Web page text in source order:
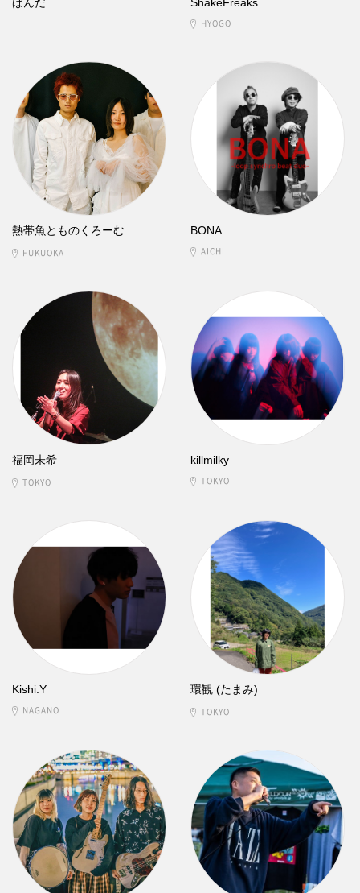
HYOGO
熱帯魚とものくろーむ
FUKUOKA
BONA
AICHI
福岡未希
TOKYO
killmilky
TOKYO
Kishi.Y
NAGANO
環観 (たまみ)
TOKYO